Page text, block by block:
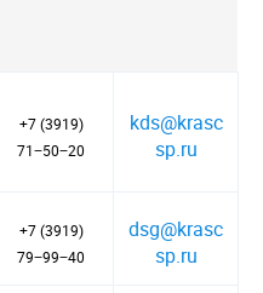
+7 (3919)
71−50−20
kds@krasc
sp.ru
+7 (3919)
79−99−40
dsg@krasc
sp.ru